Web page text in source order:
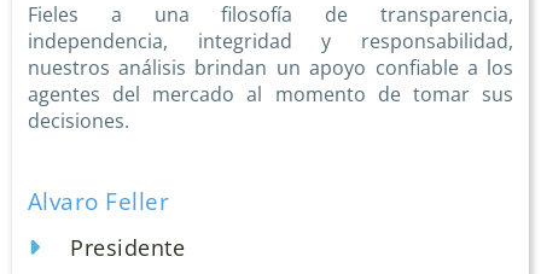
Fieles a una filosofía de transparencia,
independencia, integridad y responsabilidad,
nuestros análisis brindan un apoyo confiable a los
agentes del mercado al momento de tomar sus
decisiones.
Alvaro Feller
Presidente